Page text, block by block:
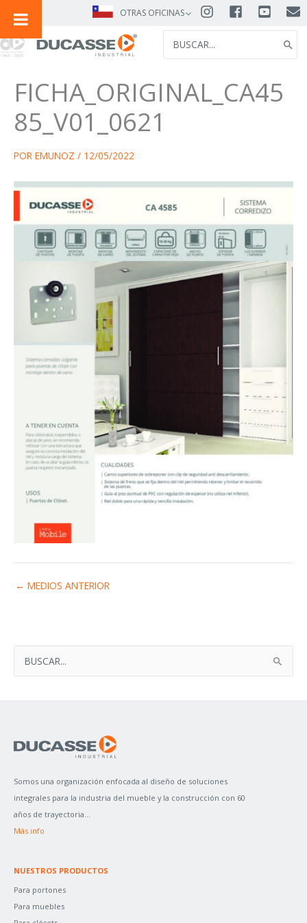
CONTENIDO
OTRAS OFICINAS
FOR:
S
O
R
:
FICHA_ORIGINAL_CA45
85_V01_0621
POR EMUNOZ / 12/05/2022
← MEDIOS ANTERIOR
Somos una organización enfocada al diseño de soluciones
integrales para la industria del mueble y la construcción con 60
años de trayectoria...
Más info
NUESTROS PRODUCTOS
Para portones
Para muebles